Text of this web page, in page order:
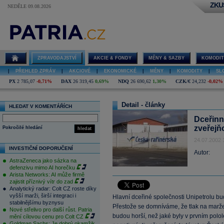
NEDĚLE 09.08.2026
ZPRAVODAJSTVÍ AKCIE & FONDY MĚNY & SAZBY
PŘEHLED ZPRÁV AKCIOVÉ EKONOMICKÉ MĚNY KOMODITY
PX 2 785,07 -0,71% DAX 26 319,45 0,69% NDQ 26 690,62 1,30% CZK/€ 24,232 -0,02%
HLEDAT V KOMENTÁŘÍCH
hledat
Pokročilé hledání
INVESTIČNÍ DOPORUČENÍ
AstraZeneca jako sázka na
defenzivu mimo AI horečku
Arista Networks: AI může firmě
zajistit příznivý vítr do zad
Analytický radar: Colt CZ roste díky
vyšší marži, širší integraci i
stabilnějšímu byznysu
Nové střelivo pro další růst. Patria
mění cílovou cenu pro Colt CZ
Detail - články
24.07.2002
Autor:
Hlavní dceřiné společnosti Unipetrolu
Přestože se domníváme, že tlak na
budou horší, než jaké byly v prvním